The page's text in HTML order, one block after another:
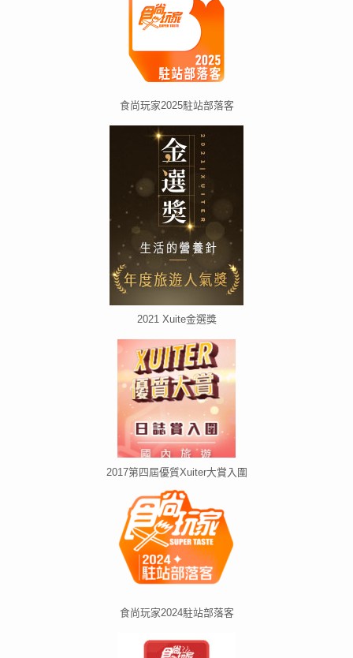
食尚玩家2025駐站部落客
2021 Xuite金選獎
2017第四屆優質Xuiter大賞入圍
食尚玩家2024駐站部落客